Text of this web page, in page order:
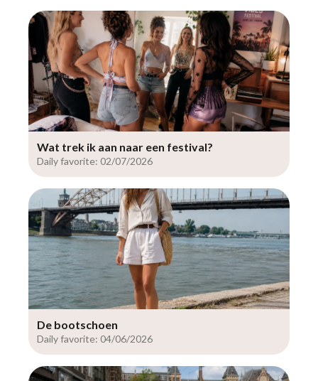
Wat trek ik aan naar een festival?
Daily favorite: 02/07/2026
De bootschoen
Daily favorite: 04/06/2026